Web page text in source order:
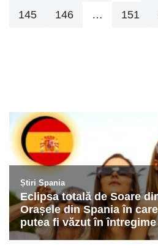
145 146 … 151